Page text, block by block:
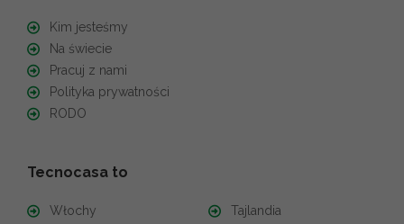
Kim jesteśmy
Na świecie
Pracuj z nami
Polityka prywatności
RODO
Tecnocasa to
Włochy
Tajlandia